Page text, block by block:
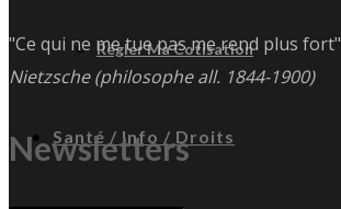
Régler Ma Cotisation
Santé / Info / Droits
"Ce qui ne me tue pas me rend plus fort"
Nietzsche (philosophe all. 1844-1900)
Newsletters